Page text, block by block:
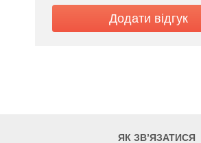
ЯК ЗВ’ЯЗАТИСЯ